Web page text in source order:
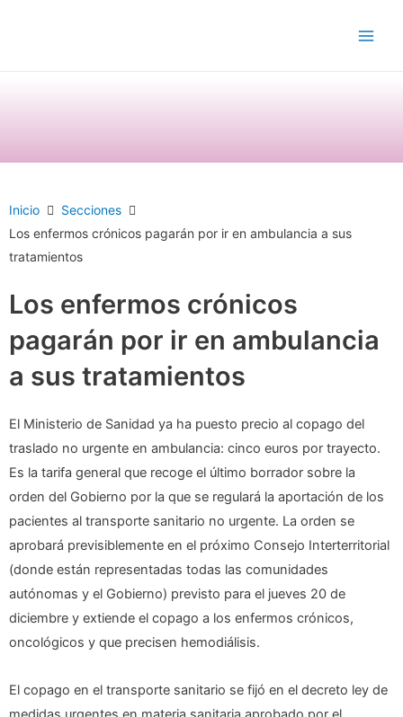
Inicio
Secciones
Los enfermos crónicos pagarán por ir en ambulancia a sus
tratamientos
Los enfermos crónicos
pagarán por ir en ambulancia
a sus tratamientos
El Ministerio de Sanidad ya ha puesto precio al copago del
traslado no urgente en ambulancia: cinco euros por trayecto.
Es la tarifa general que recoge el último borrador sobre la
orden del Gobierno por la que se regulará la aportación de los
pacientes al transporte sanitario no urgente. La orden se
aprobará previsiblemente en el próximo Consejo Interterritorial
(donde están representadas todas las comunidades
autónomas y el Gobierno) previsto para el jueves 20 de
diciembre y extiende el copago a los enfermos crónicos,
oncológicos y que precisen hemodiálisis.
El copago en el transporte sanitario se fijó en el decreto ley de